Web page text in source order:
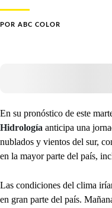
POR ABC COLOR
En su pronóstico de este
Hidrología anticipa una
nublados y vientos del sur,
en la mayor parte del país,
Las condiciones del clima
en gran parte del país.